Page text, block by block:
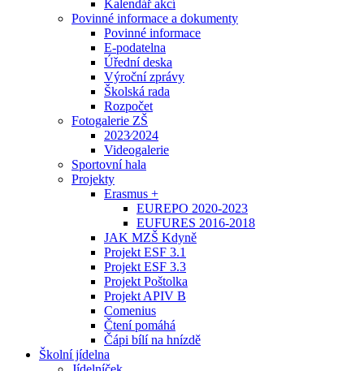
Kalendář akcí
Povinné informace a dokumenty
Povinné informace
E-podatelna
Úřední deska
Výroční zprávy
Školská rada
Rozpočet
Fotogalerie ZŠ
2023⁄2024
Videogalerie
Sportovní hala
Projekty
Erasmus +
EUREPO 2020-2023
EUFURES 2016-2018
JAK MZŠ Kdyně
Projekt ESF 3.1
Projekt ESF 3.3
Projekt Poštolka
Projekt APIV B
Comenius
Čtení pomáhá
Čápi bílí na hnízdě
Školní jídelna